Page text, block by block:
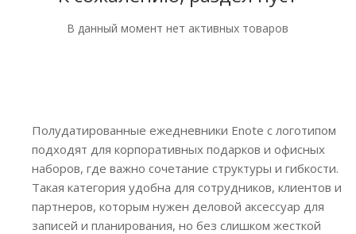
В данный момент нет активных товаров
Полудатированные ежедневники Enote с логотипом
подходят для корпоративных подарков и офисных
наборов, где важно сочетание структуры и гибкости.
Такая категория удобна для сотрудников, клиентов и
партнеров, которым нужен деловой аксессуар для
записей и планирования, но без слишком жесткой